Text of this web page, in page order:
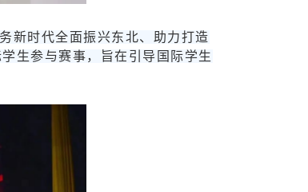
新时代全面振兴东北、助力打造
生参与赛事，旨在引导国际学生